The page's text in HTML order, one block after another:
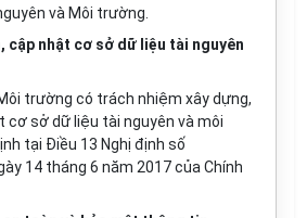
và Môi trường.
cập nhật cơ sở dữ liệu tài nguyên
trường có trách nhiệm xây dựng,
cơ sở dữ liệu tài nguyên và môi
tại Điều 13 Nghị định số
14 tháng 6 năm 2017 của Chính